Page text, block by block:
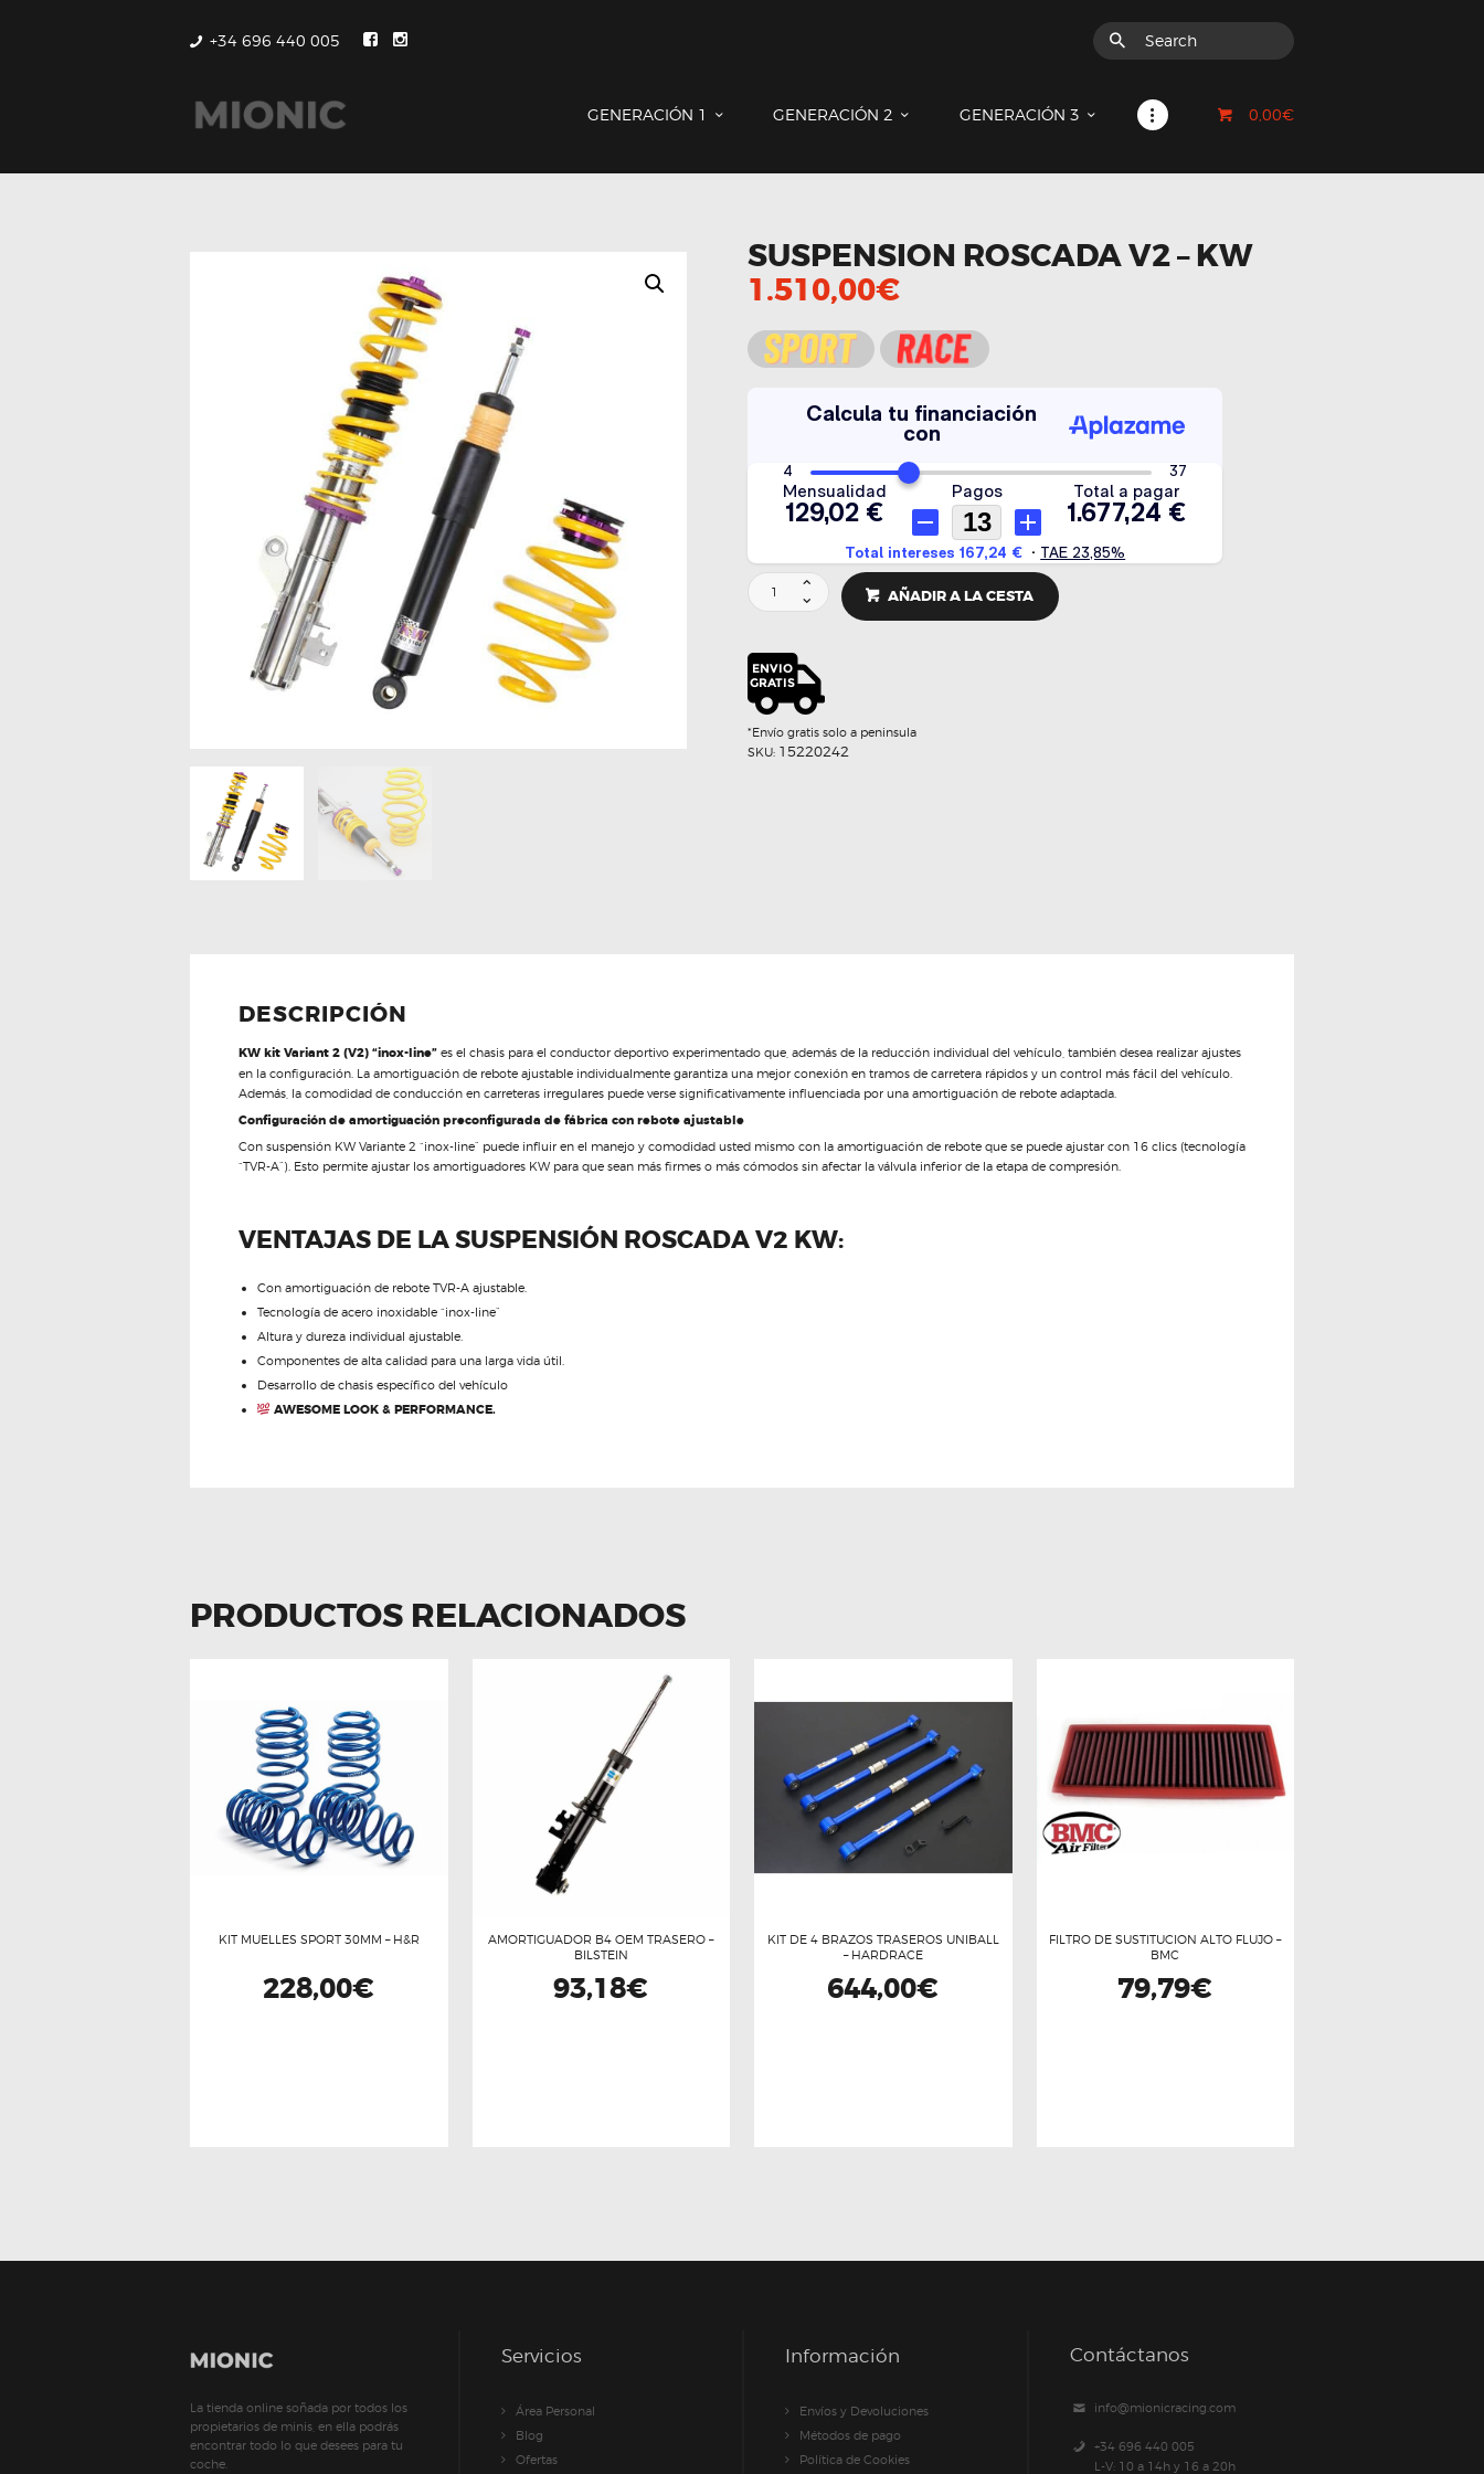
+34 696 440 005
GENERACIÓN 1 GENERACIÓN 2 GENERACIÓN 3 0,00€
COUNTRYMAN & PACEMAN
SUSPENSION ROSCADA V2 – KW
1.510,00€
SUSPENSION
ROSCADA
KW
cantidad
AÑADIR A LA CESTA
*Envío gratis solo a peninsula
SKU: 15220242
DESCRIPCIÓN
KW kit Variant 2 (V2) “inox-line” es el chasis para el conductor deportivo experimentado que, además de la reducción individual del vehículo, también desea realizar ajustes
en la configuración. La amortiguación de rebote ajustable individualmente garantiza una mejor conexión en tramos de carretera rápidos y un control más fácil del vehículo.
Además, la comodidad de conducción en carreteras irregulares puede verse significativamente influenciada por una amortiguación de rebote adaptada.
Configuración de amortiguación preconfigurada de fábrica con rebote ajustable
Con suspensión KW Variante 2 “inox-line” puede influir en el manejo y comodidad usted mismo con la amortiguación de rebote que se puede ajustar con 16 clics (tecnología
“TVR-A”). Esto permite ajustar los amortiguadores KW para que sean más firmes o más cómodos sin afectar la válvula inferior de la etapa de compresión.
VENTAJAS DE LA SUSPENSIÓN ROSCADA V2 KW:
Con amortiguación de rebote TVR-A ajustable.
Tecnología de acero inoxidable “inox-line”
Altura y dureza individual ajustable.
Componentes de alta calidad para una larga vida útil.
Desarrollo de chasis específico del vehículo
AWESOME LOOK & PERFORMANCE.
PRODUCTOS RELACIONADOS
KIT MUELLES SPORT 30MM – H&R
228,00€
AMORTIGUADOR B4 OEM TRASERO –
BILSTEIN
93,18€
KIT DE 4 BRAZOS TRASEROS UNIBALL
– HARDRACE
644,00€
FILTRO DE SUSTITUCION ALTO FLUJO –
BMC
79,79€
La tienda online soñada por todos los
propietarios de minis, en ella podrás
encontrar todo lo que desees para tu
coche.
Servicios
Área Personal
Blog
Ofertas
Información
Envíos y Devoluciones
Métodos de pago
Política de Cookies
Contáctanos
info@mionicracing.com
+34 696 440 005
L-V: 10 a 14h y 16 a 20h